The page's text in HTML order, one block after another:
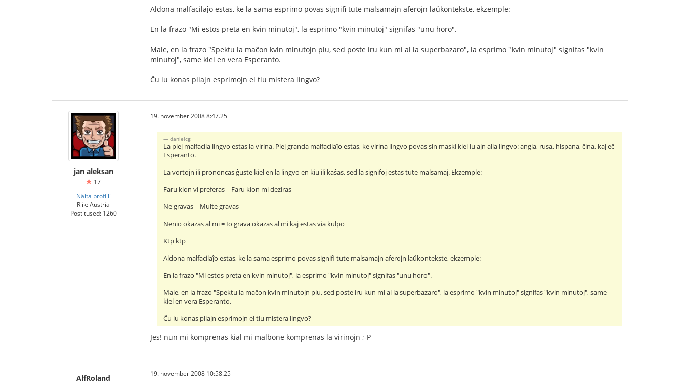
Aldona malfacilaĵo estas, ke la sama esprimo povas signifi tute malsamajn aferojn laŭkontekste, ekzemple:
En la frazo "Mi estos preta en kvin minutoj", la esprimo "kvin minutoj" signifas "unu horo".
Male, en la frazo "Spektu la maĉon kvin minutojn plu, sed poste iru kun mi al la superbazaro", la esprimo "kvin minutoj" signifas "kvin
minutoj", same kiel en vera Esperanto.
Ĉu iu konas pliajn esprimojn el tiu mistera lingvo?
jan aleksan
17
Näita profiili
Riik: Austria
Postitused: 1260
19. november 2008 8:47.25
danielcg:
La plej malfacila lingvo estas la virina. Plej granda malfacilaĵo estas, ke virina lingvo povas sin maski kiel iu ajn alia lingvo: angla, rusa, hispana, ĉina, kaj eĉ
Esperanto.
La vortojn ili prononcas ĝuste kiel en la lingvo en kiu ili kaŝas, sed la signifoj estas tute malsamaj. Ekzemple:
Faru kion vi preferas = Faru kion mi deziras
Ne gravas = Multe gravas
Nenio okazas al mi = Io grava okazas al mi kaj estas via kulpo
Ktp ktp
Aldona malfacilaĵo estas, ke la sama esprimo povas signifi tute malsamajn aferojn laŭkontekste, ekzemple:
En la frazo "Mi estos preta en kvin minutoj", la esprimo "kvin minutoj" signifas "unu horo".
Male, en la frazo "Spektu la maĉon kvin minutojn plu, sed poste iru kun mi al la superbazaro", la esprimo "kvin minutoj" signifas "kvin minutoj", same
kiel en vera Esperanto.
Ĉu iu konas pliajn esprimojn el tiu mistera lingvo?
Jes! nun mi komprenas kial mi malbone komprenas la virinojn ;-P
AlfRoland 19. november 2008 10:58.25